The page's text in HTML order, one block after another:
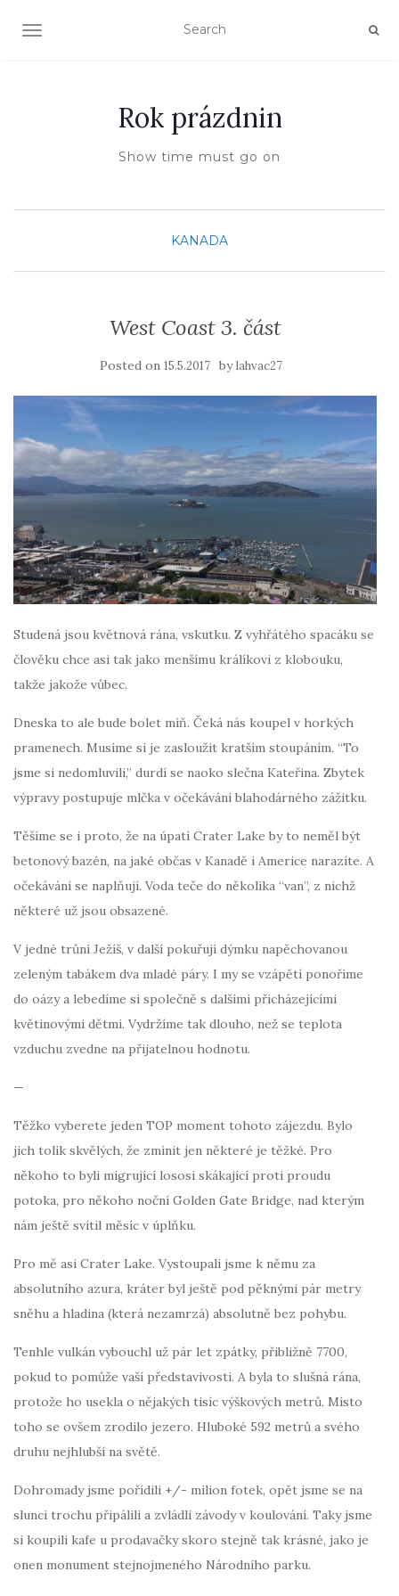
TOGGLE NAVIGATION
Rok prázdnin
Show time must go on
KANADA
West Coast 3. část
Posted on 15.5.2017 bylahvac27
Studená jsou květnová rána, vskutku. Z vyhřátého spacáku se
člověku chce asi tak jako menšímu králíkovi z klobouku,
takže jakože vůbec.
Dneska to ale bude bolet míň. Čeká nás koupel v horkých
pramenech. Musíme si je zasloužit kratším stoupáním. “To
jsme si nedomluvili,” durdí se naoko slečna Kateřina. Zbytek
výpravy postupuje mlčka v očekávání blahodárného zážitku.
Těšíme se i proto, že na úpatí Crater Lake by to neměl být
betonový bazén, na jaké občas v Kanadě i Americe narazíte. A
očekávání se naplňují. Voda teče do několika “van”, z nichž
některé už jsou obsazené.
V jedné trůní Ježíš, v další pokuřují dýmku napěchovanou
zeleným tabákem dva mladé páry. I my se vzápětí ponoříme
do oázy a lebedíme si společně s dalšími přicházejícími
květinovými dětmi. Vydržíme tak dlouho, než se teplota
vzduchu zvedne na přijatelnou hodnotu.
—
Těžko vyberete jeden TOP moment tohoto zájezdu. Bylo
jich tolik skvělých, že zmínit jen některé je těžké. Pro
někoho to byli migrující lososi skákající proti proudu
potoka, pro někoho noční Golden Gate Bridge, nad kterým
nám ještě svítil měsíc v úplňku.
Pro mě asi Crater Lake. Vystoupali jsme k němu za
absolutního azura, kráter byl ještě pod pěknými pár metry
sněhu a hladina (která nezamrzá) absolutně bez pohybu.
Tenhle vulkán vybouchl už pár let zpátky, přibližně 7700,
pokud to pomůže vaší představivosti. A byla to slušná rána,
protože ho usekla o nějakých tisíc výškových metrů. Místo
toho se ovšem zrodilo jezero. Hluboké 592 metrů a svého
druhu nejhlubší na světě.
Dohromady jsme pořídili +/- milion fotek, opět jsme se na
slunci trochu připálili a zvládli závody v koulování. Taky jsme
si koupili kafe u prodavačky skoro stejně tak krásné, jako je
onen monument stejnojmeného Národního parku.